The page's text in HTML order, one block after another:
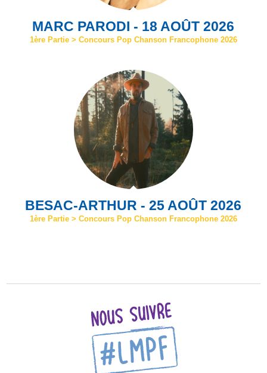
MARC PARODI - 18 AOÛT 2026
1ère Partie > Concours Pop Chanson Francophone 2026
BESAC-ARTHUR - 25 AOÛT 2026
1ère Partie > Concours Pop Chanson Francophone 2026